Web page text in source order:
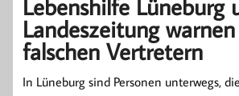
Lebenshilfe Lüneburg
Landeszeitung
falschen Vertretern
In Lüneburg sind Personen unterwegs,